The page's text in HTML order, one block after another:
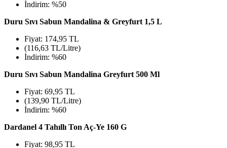
İndirim: %50
Duru Sıvı Sabun Mandalina & Greyfurt 1,5 L
Fiyat: 174,95 TL
(116,63 TL/Litre)
İndirim: %60
Duru Sıvı Sabun Mandalina Greyfurt 500 Ml
Fiyat: 69,95 TL
(139,90 TL/Litre)
İndirim: %60
Dardanel 4 Tahıllı Ton Aç-Ye 160 G
Fiyat: 98,95 TL